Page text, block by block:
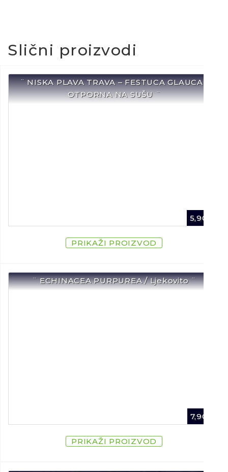
Slični proizvodi
¨ NISKA PLAVA TRAVA – FESTUCA GLAUCA /
OTPORNA NA SUŠU ¨
5,90
PRIKAŽI PROIZVOD
¨ ECHINACEA PURPUREA / Ljekovito ¨
7,90
PRIKAŽI PROIZVOD